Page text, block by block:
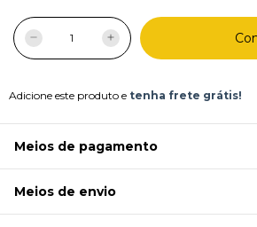
Adicione este produto e tenha frete grátis!
Meios de pagamento
Meios de envio